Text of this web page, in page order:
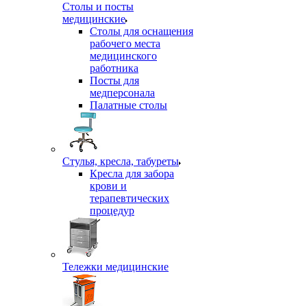
Столы и посты
медицинские
Столы для оснащения
рабочего места
медицинского
работника
Посты для
медперсонала
Палатные столы
Стулья, кресла, табуреты
Кресла для забора
крови и
терапевтических
процедур
Тележки медицинские